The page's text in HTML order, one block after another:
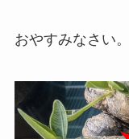
おやすみなさい。